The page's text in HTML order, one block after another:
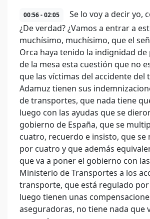
00:56 - 02:05
Se lo voy a decir yo,
¿De verdad? ¿Vamos a entrar a
muchísimo, muchísimo, que el
Orca haya tenido la indignidad
de la mesa esta cuestión que no
que las víctimas del accidente del
Adamuz tienen sus
de transportes, que nada tiene
luego con las ayudas que se
gobierno de España, que se
cuatro, recuerdo e insisto, que
por cuatro y que además
que va a poner el gobierno con
Ministerio de Transportes a los
transporte, que está regulado por
luego tienen unas
aseguradoras, no tiene nada que